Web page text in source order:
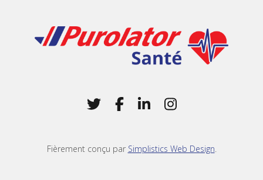
Home
Twitter
(Opens in a new window)
Facebook
(Opens in a new
LinkedIn
(Opens in a new
Instagram
(Opens in a
Fièrement conçu par Simplistics Web Design.